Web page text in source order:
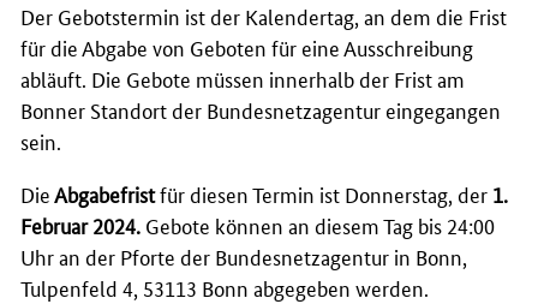
Der Gebotstermin ist der Kalendertag, an dem die Frist
für die Abgabe von Geboten für eine Ausschreibung
abläuft. Die Gebote müssen innerhalb der Frist am
Bonner Standort der Bundesnetzagentur eingegangen
sein.
DieAbgabefristfür diesen Termin ist Donnerstag, der 1.
Februar 2024. Gebote können an diesem Tag bis 24:00
Uhr an der Pforte der Bundesnetzagentur in Bonn,
Tulpenfeld 4, 53113 Bonn abgegeben werden.